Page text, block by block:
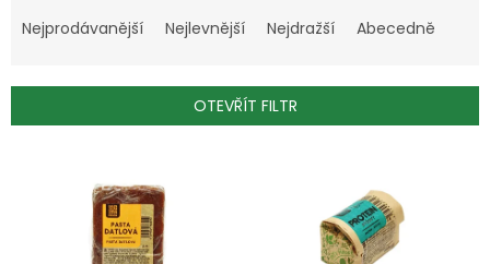
a
í
Nejprodávanější Nejlevnější Nejdražší Abecedně
OTEVŘÍT FILTR